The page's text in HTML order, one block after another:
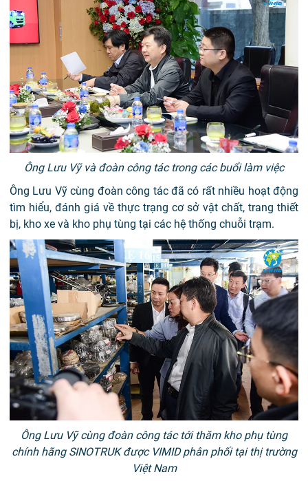
Ông Lưu Vỹ và đoàn công tác trong các buổi làm việc
Ông Lưu Vỹ cùng đoàn công tác đã có rất nhiều hoạt động
tìm hiểu, đánh giá về thực trạng cơ sở vật chất, trang thiết
bị, kho xe và kho phụ tùng tại các hệ thống chuỗi trạm.
Ông Lưu Vỹ cùng đoàn công tác tới thăm kho phụ tùng
chính hãng SINOTRUK được VIMID phân phối tại thị trường
Việt Nam